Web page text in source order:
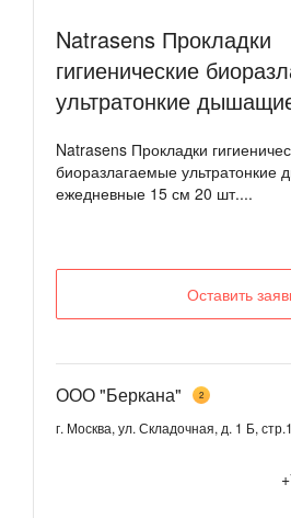
Natrasens Прокладки
гигиенические
ультратонкие
Natrasens Прокладки
биоразлагаемые
ежедневные 15 см 20 шт....
Оставить
ООО "Беркана" 2
г. Москва, ул. Складочная, д. 1 Б, стр.1